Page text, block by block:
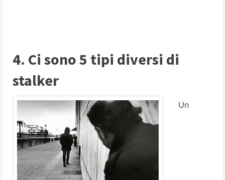
4. Ci sono 5 tipi diversi di
stalker
Un